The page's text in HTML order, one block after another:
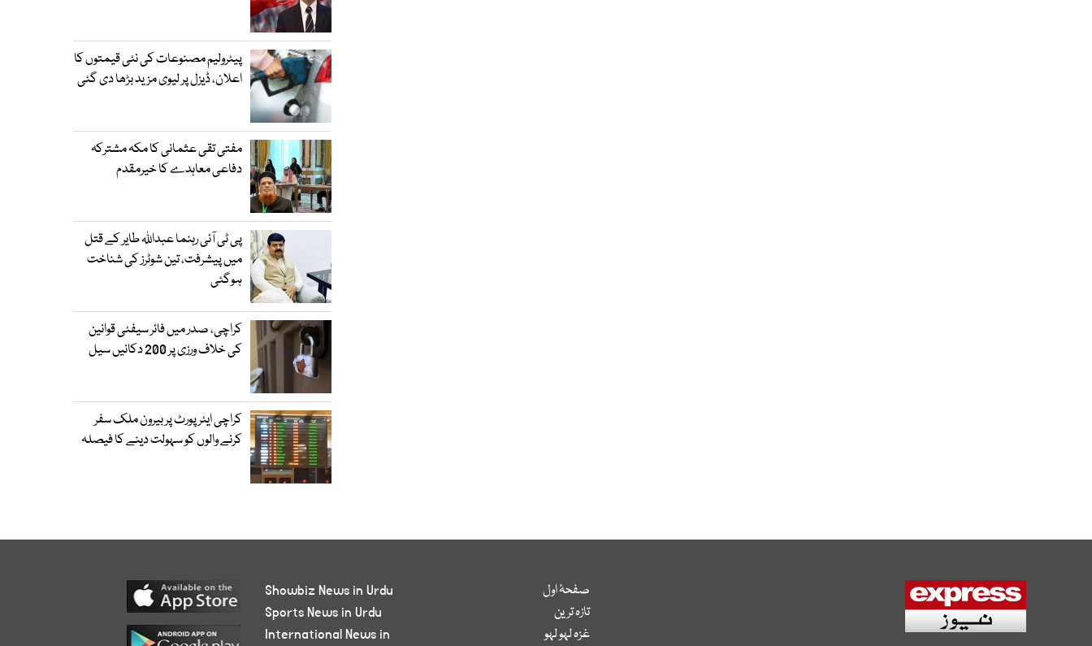
پیٹرولیم مصنوعات کی نئی قیمتوں کا
اعلان، ڈیزل پر لیوی مزید بڑھا دی گئی
مفتی تقی عثمانی کا مکہ مشترکہ
دفاعی معاہدے کا خیرمقدم
پی ٹی آئی رہنما عبداللہ طایر کے قتل
میں پیشرفت، تین شوٹرز کی شناخت
ہوگئی
کراچی، صدر میں فائر سیفٹی قوانین
کی خلاف ورزی پر 200 دکانیں سیل
کراچی ایئرپورٹ پر بیرون ملک سفر
کرنے والوں کو سہولت دینے کا فیصلہ
صفحۂ اول
تازہ ترین
غزہ لہو لہو
Showbiz News in Urdu
Sports News in Urdu
International News in